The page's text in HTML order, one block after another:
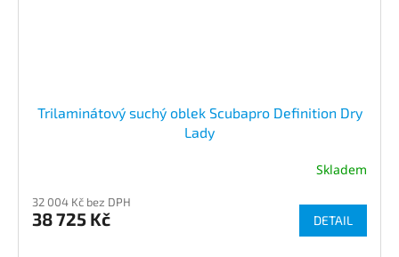
Trilaminátový suchý oblek Scubapro Definition Dry
Lady
Skladem
32 004 Kč bez DPH
38 725 Kč DETAIL